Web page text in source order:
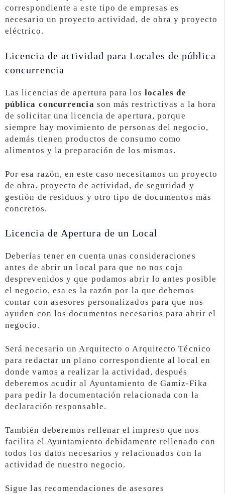
correspondiente a este tipo de empresas es
necesario un proyecto actividad, de obra y proyecto
eléctrico.
Licencia de actividad para Locales de pública
concurrencia
Las licencias de apertura para los locales de
pública concurrencia son más restrictivas a la hora
de solicitar una licencia de apertura, porque
siempre hay movimiento de personas del negocio,
además tienen productos de consumo como
alimentos y la preparación de los mismos.
Por esa razón, en este caso necesitamos un proyecto
de obra, proyecto de actividad, de seguridad y
gestión de residuos y otro tipo de documentos más
concretos.
Licencia de Apertura de un Local
Deberías tener en cuenta unas consideraciones
antes de abrir un local para que no nos coja
desprevenidos y que podamos abrir lo antes posible
el negocio, esa es la razón por la que debemos
contar con asesores personalizados para que nos
ayuden con los documentos necesarios para abrir el
negocio.
Será necesario un Arquitecto o Arquitecto Técnico
para redactar un plano correspondiente al local en
donde vamos a realizar la actividad, después
deberemos acudir al Ayuntamiento de Gamiz-Fika
para pedir la documentación relacionada con la
declaración responsable.
También deberemos rellenar el impreso que nos
facilita el Ayuntamiento debidamente rellenado con
todos los datos necesarios y relacionados con la
actividad de nuestro negocio.
Sigue las recomendaciones de asesores